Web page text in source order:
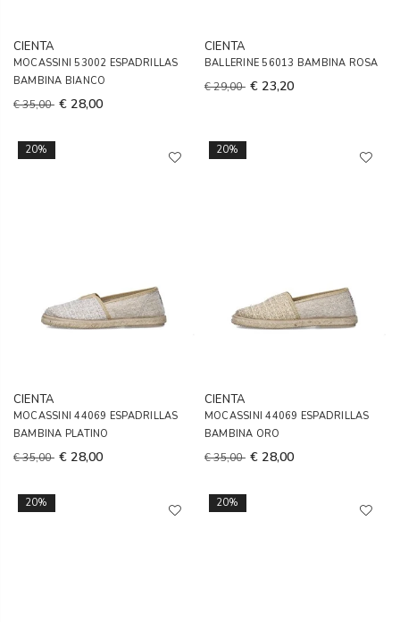
CIENTA
MOCASSINI 53002 ESPADRILLAS
BAMBINA BIANCO
€ 35,00 € 28,00
CIENTA
BALLERINE 56013 BAMBINA ROSA
€ 29,00 € 23,20
20%
CIENTA
MOCASSINI 44069 ESPADRILLAS
BAMBINA PLATINO
€ 35,00 € 28,00
20%
CIENTA
MOCASSINI 44069 ESPADRILLAS
BAMBINA ORO
€ 35,00 € 28,00
20% 20%